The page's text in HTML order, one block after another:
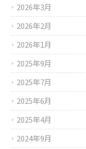
2026年3月
2026年2月
2026年1月
2025年9月
2025年7月
2025年6月
2025年4月
2024年9月